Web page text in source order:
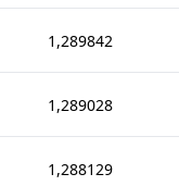
1,289842
1,289028
1,288129